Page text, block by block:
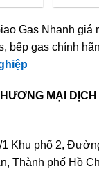
Gas Nhanh giá
bếp gas chính
MẠI
1 Khu phố 2,
Thành phố Hồ